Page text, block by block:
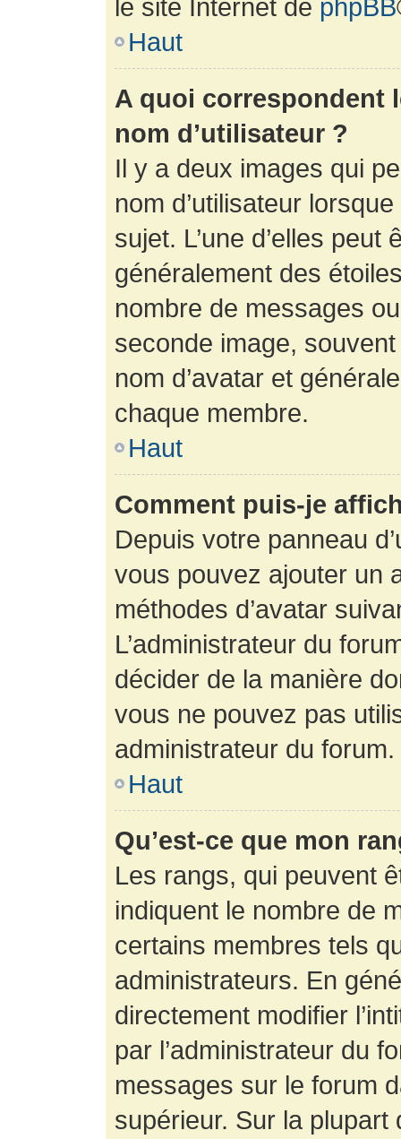
le site Internet de phpBB
Haut
A quoi correspondent
nom d’utilisateur ?
Il y a deux images qui
nom d’utilisateur
sujet. L’une d’elles
généralement des
nombre de messages
seconde image,
nom d’avatar et
chaque membre.
Haut
Comment puis-je
Depuis votre panneau
vous pouvez ajouter un
méthodes d’avatar
L’administrateur du
décider de la manière
vous ne pouvez pas
administrateur du forum.
Haut
Qu’est-ce que mon
Les rangs, qui peuvent
indiquent le nombre de
certains membres tels
administrateurs. En
directement modifier
par l’administrateur du
messages sur le forum
supérieur. Sur la